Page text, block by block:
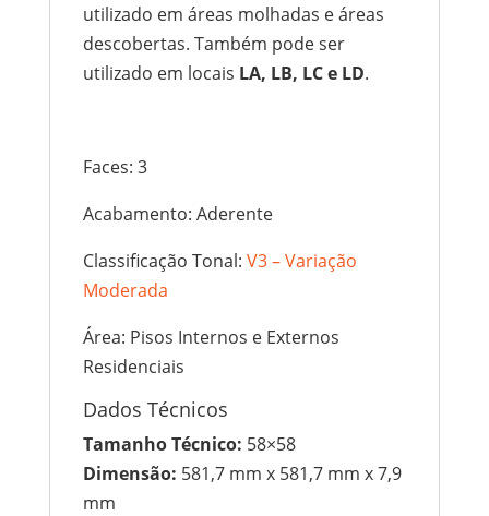
utilizado em áreas molhadas e áreas
descobertas. Também pode ser
utilizado em locais LA, LB, LC e LD.
Faces: 3
Acabamento: Aderente
Classificação Tonal: V3 – Variação
Moderada
Área: Pisos Internos e Externos
Residenciais
Dados Técnicos
Tamanho Técnico: 58×58
Dimensão: 581,7 mm x 581,7 mm x 7,9
mm